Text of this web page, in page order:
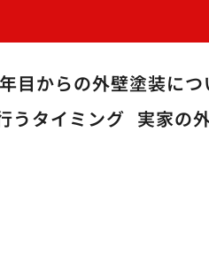
目からの外壁塗装につ
うタイミング 実家の